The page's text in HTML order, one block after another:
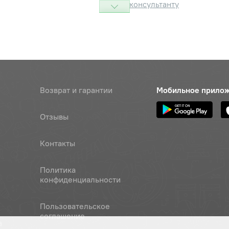
консультанту
консультанту
Наличие
консультанту
Возврат и гарантии
Отзывы
Контакты
Политика
конфиденциальности
Пользовательское
соглашение
Мобильное